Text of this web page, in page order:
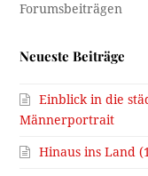
Neueste Beiträge
Einblick in die
Männerportrait
Hinaus ins Land